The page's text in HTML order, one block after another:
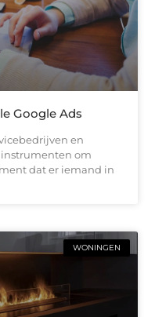
Google Ads
en
om
dat er iemand in
WONINGEN